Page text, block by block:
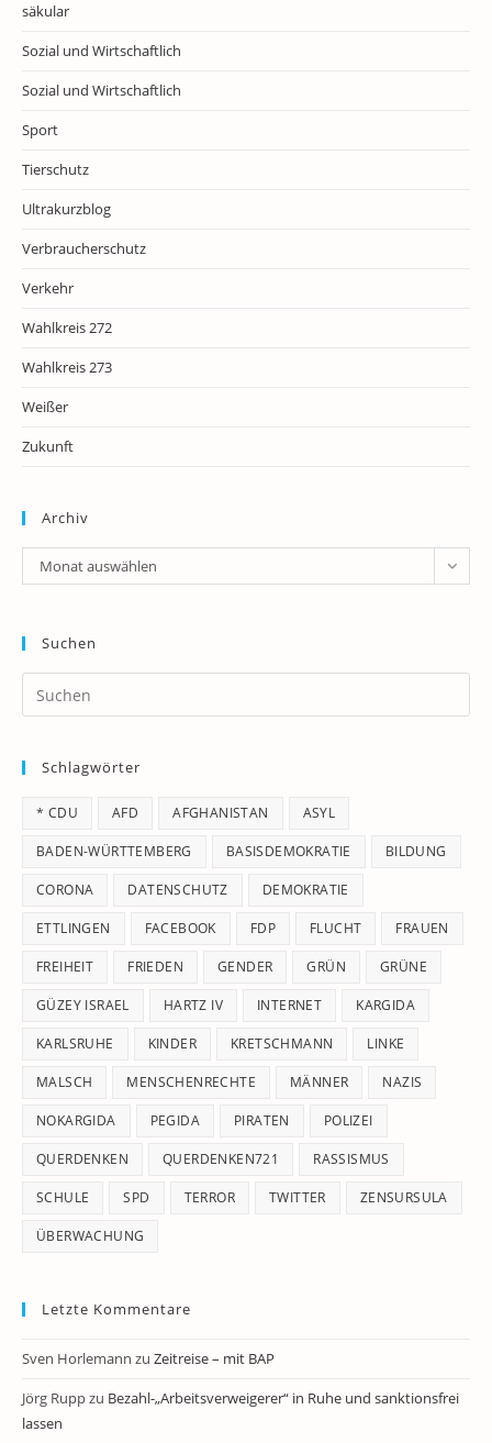
säkular
Sozial und Wirtschaftlich
Sozial und Wirtschaftlich
Sport
Tierschutz
Ultrakurzblog
Verbraucherschutz
Verkehr
Wahlkreis 272
Wahlkreis 273
Weißer
Zukunft
Archiv
Archiv
Monat auswählen
Suchen
Schlagwörter
* CDU AFD AFGHANISTAN ASYL
BADEN-WÜRTTEMBERG BASISDEMOKRATIE BILDUNG
CORONA DATENSCHUTZ DEMOKRATIE
ETTLINGEN FACEBOOK FDP FLUCHT FRAUEN
FREIHEIT FRIEDEN GENDER GRÜN GRÜNE
GÜZEY ISRAEL HARTZ IV INTERNET KARGIDA
KARLSRUHE KINDER KRETSCHMANN LINKE
MALSCH MENSCHENRECHTE MÄNNER NAZIS
NOKARGIDA PEGIDA PIRATEN POLIZEI
QUERDENKEN QUERDENKEN721 RASSISMUS
SCHULE SPD TERROR TWITTER ZENSURSULA
ÜBERWACHUNG
Letzte Kommentare
Sven Horlemann zu Zeitreise – mit BAP
Jörg Ruppzu Bezahl-„Arbeitsverweigerer“ in Ruhe und sanktionsfrei
lassen